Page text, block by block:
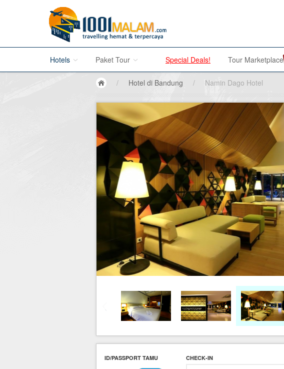
Hotels
Hotel di Bandung
Hotel di Surabaya
Hotel di Malang
Hotel di Semarang
Paket Tour
Promo Paket Tour Wisata
Tour di Madura
Tour di Bromo
Tour di Karimun Jawa
Tour di Banyuwangi
Tour di Bali
Tour di Yogya
Tour di Komodo
Tour di Lombok
Tour di Flores
Tour di Danau Toba, Medan
Special Deals! Tour Marketplace
/ Hotel di Bandung / Namin Dago Hotel
ID/PASSPORT TAMU CHECK-IN